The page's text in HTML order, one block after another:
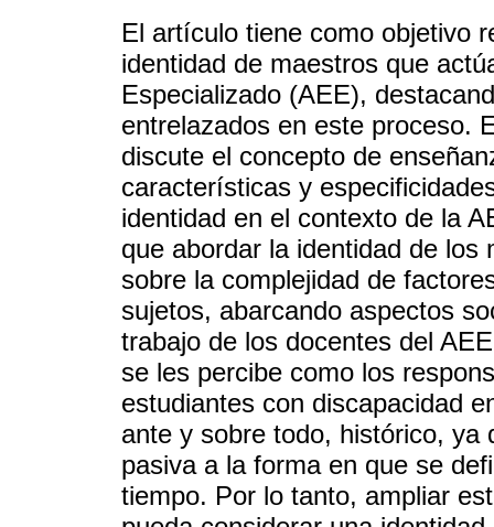
El artículo tiene como objetivo
identidad de maestros que
Especializado (AEE),
entrelazados en este proceso.
discute el concepto de
características y
identidad en el contexto de la
que abordar la identidad de
sobre la complejidad de
sujetos, abarcando aspectos
trabajo de los docentes del
se les percibe como los
estudiantes con discapacidad
ante y sobre todo, histórico, ya
pasiva a la forma en que se
tiempo. Por lo tanto, ampliar